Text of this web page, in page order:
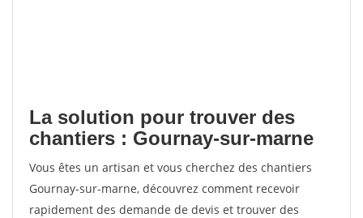
La solution pour trouver des
chantiers : Gournay-sur-marne
Vous êtes un artisan et vous cherchez des chantiers
Gournay-sur-marne, découvrez comment recevoir
rapidement des demande de devis et trouver des